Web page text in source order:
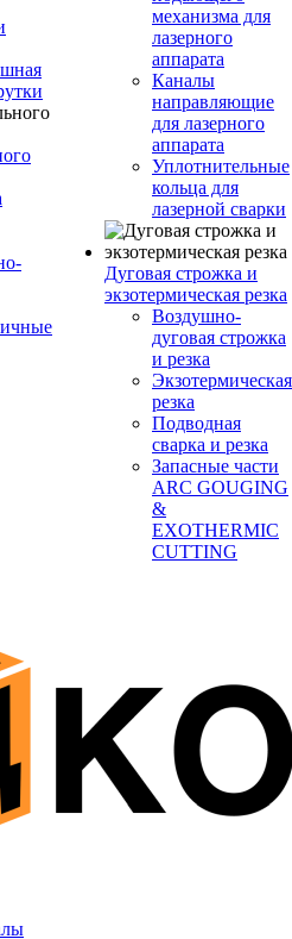
механизма для
лазерного
аппарата
Каналы
направляющие
для лазерного
аппарата
Уплотнительные
кольца для
лазерной сварки
Дуговая строжка и
экзотермическая резка
Воздушно-
дуговая строжка
и резка
Экзотермическая
резка
Подводная
сварка и резка
Запасные части
ARC GOUGING
&
EXOTHERMIC
CUTTING